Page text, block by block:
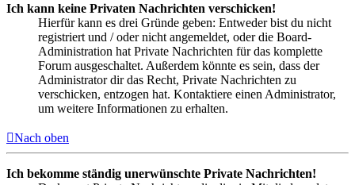
Ich kann keine Privaten Nachrichten verschicken!
Hierfür kann es drei Gründe geben: Entweder bist du nicht
registriert und / oder nicht angemeldet, oder die Board-
Administration hat Private Nachrichten für das komplette
Forum ausgeschaltet. Außerdem könnte es sein, dass der
Administrator dir das Recht, Private Nachrichten zu
verschicken, entzogen hat. Kontaktiere einen Administrator,
um weitere Informationen zu erhalten.
Nach oben
Ich bekomme ständig unerwünschte Private Nachrichten!